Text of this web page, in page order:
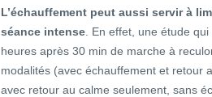
L’échauffement peut aussi servir à
séance intense . En effet, une étude
heures après 30 min de marche à
modalités (avec échauffement et retour
avec retour au calme seulement, sans